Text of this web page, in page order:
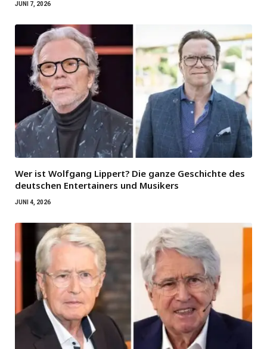
JUNI 7, 2026
Wer ist Wolfgang Lippert? Die ganze Geschichte des
deutschen Entertainers und Musikers
JUNI 4, 2026